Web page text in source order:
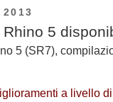
2013
5
5 (SR7),
a livello